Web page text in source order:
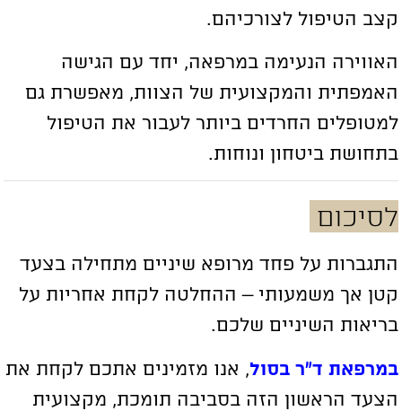
הטיפול לצורכיהם.
הנעימה במרפאה, יחד עם הגישה
והמקצועית של הצוות, מאפשרת גם
החרדים ביותר לעבור את הטיפול
ביטחון ונוחות.
על פחד מרופא שיניים מתחילה בצעד
אך משמעותי – ההחלטה לקחת אחריות על
השיניים שלכם.
ד”ר בסול, אנו מזמינים אתכם לקחת את
הראשון הזה בסביבה תומכת, מקצועית